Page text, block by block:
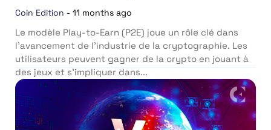
Coin Edition - 11 months ago
Le modèle Play-to-Earn (P2E) joue un rôle clé dans
l’avancement de l’industrie de la cryptographie. Les
utilisateurs peuvent gagner de la crypto en jouant à
des jeux et s’impliquer dans...